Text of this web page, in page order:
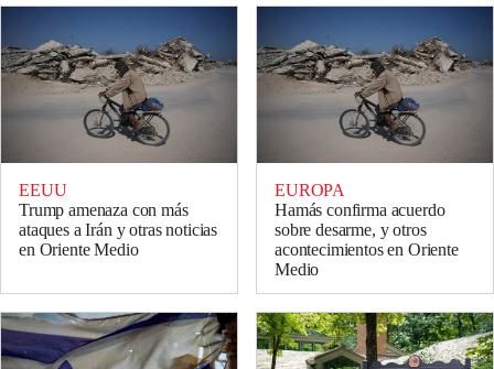
EEUU
Trump amenaza con más
ataques a Irán y otras noticias
en Oriente Medio
EUROPA
Hamás confirma acuerdo
sobre desarme, y otros
acontecimientos en Oriente
Medio